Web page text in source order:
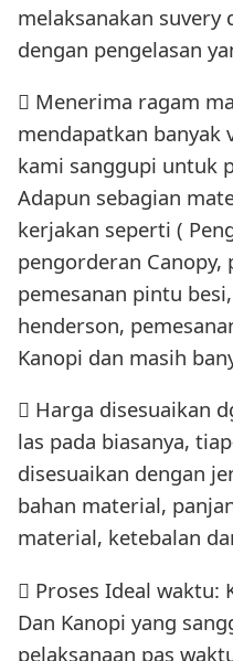
melaksanakan
dengan pengelasan
 Menerima ragam
mendapatkan banyak
kami sanggupi untuk
Adapun sebagian
kerjakan seperti (
pengorderan
pemesanan pintu
henderson,
Kanopi dan masih
 Harga disesuaikan
las pada biasanya,
disesuaikan dengan
bahan material,
material, ketebalan
 Proses Ideal waktu:
Dan Kanopi yang
pelaksanaan pas